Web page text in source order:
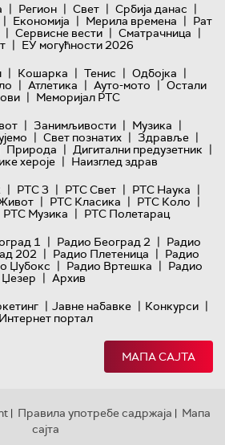
| Регион | Свет | Србија данас |
| Економија | Мерила времена | Рат
| Сервисне вести | Сматрачница |
| ЕУ могућности 2026
| Кошарка | Тенис | Одбојка |
| Атлетика | Ауто-мото | Остали
| Меморијал РТС
| Занимљивости | Музика |
| Свет познатих | Здравље |
Природа | Дигитални предузетник |
хероје | Наизглед здрав
| РТС 3 | РТС Свет | РТС Наука |
| РТС Класика | РТС Коло |
РТС Музика | РТС Полетарац
1 | Радио Београд 2 | Радио
202 | Радио Плетеница | Радио
Џубокс | Радио Вртешка | Радио
Џезер | Архив
| Јавне набавке | Конкурси |
Интернет портал
МАПА САЈТА
| Правила употребе садржаја | Мапа
сајта